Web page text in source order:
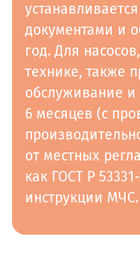
документами и
год. Для
технике, также
обслуживание и
6 месяцев (с
от местных
как ГОСТ Р
инструкции МЧС.